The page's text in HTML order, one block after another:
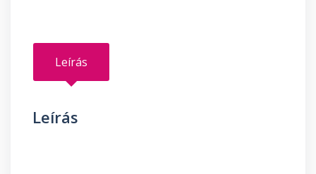
csomag)
mennyiség
Leírás
Leírás